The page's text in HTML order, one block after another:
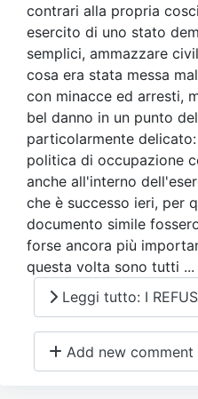
contrari alla propria
esercito di uno stato
semplici, ammazzare
cosa era stata messa
con minacce ed arresti,
bel danno in un punto
particolarmente
politica di occupazione
anche all'interno
che è successo ieri, per
documento simile
forse ancora più
questa volta sono tutti ...
Leggi tutto: I
Add new comment